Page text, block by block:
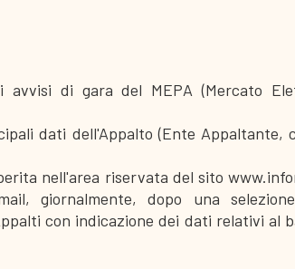
avvisi di gara del MEPA (Mercato
dati dell'Appalto (Ente Appaltante,
nell'area riservata del sito
giornalmente, dopo una
con indicazione dei dati relativi al